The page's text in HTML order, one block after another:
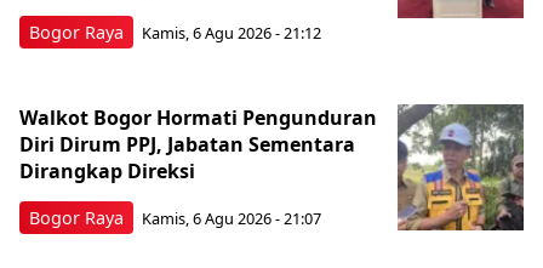
Bogor Raya Kamis, 6 Agu 2026 - 21:12
Bogor Raya
Walkot Bogor Hormati Pengunduran
Diri Dirum PPJ, Jabatan Sementara
Dirangkap Direksi
Kamis, 6 Agu 2026 - 21:07